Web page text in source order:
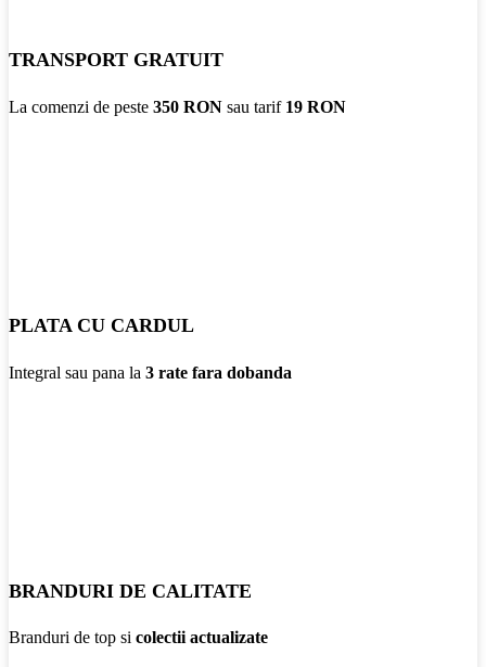
TRANSPORT GRATUIT
La comenzi de peste 350 RON sau tarif 19 RON
PLATA CU CARDUL
Integral sau pana la 3 rate fara dobanda
BRANDURI DE CALITATE
Branduri de top si colectii actualizate